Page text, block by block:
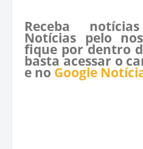
Receba
Notícias pelo
fique por dentro
basta acessar o
e no Google